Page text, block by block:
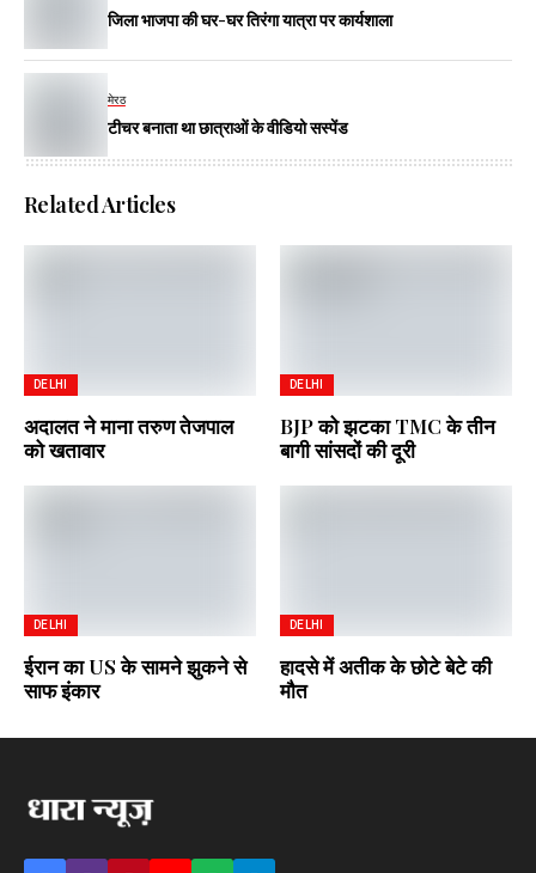
जिला भाजपा की घर-घर तिरंगा यात्रा पर कार्यशाला
मेरठ
टीचर बनाता था छात्राओं के वीडियो सस्पेंड
Related Articles
DELHI
अदालत ने माना तरुण तेजपाल
को खतावार
DELHI
BJP को झटका TMC के तीन
बागी सांसदों की दूरी
DELHI
ईरान का US के सामने झुकने से
साफ इंकार
DELHI
हादसे में अतीक के छोटे बेटे की
मौत